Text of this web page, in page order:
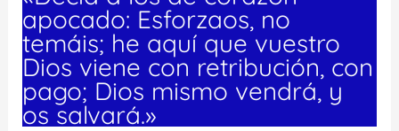
apocado: Esforzaos, no
temáis; he aquí que vuestro
Dios viene con retribución, con
pago; Dios mismo vendrá, y
os salvará.»